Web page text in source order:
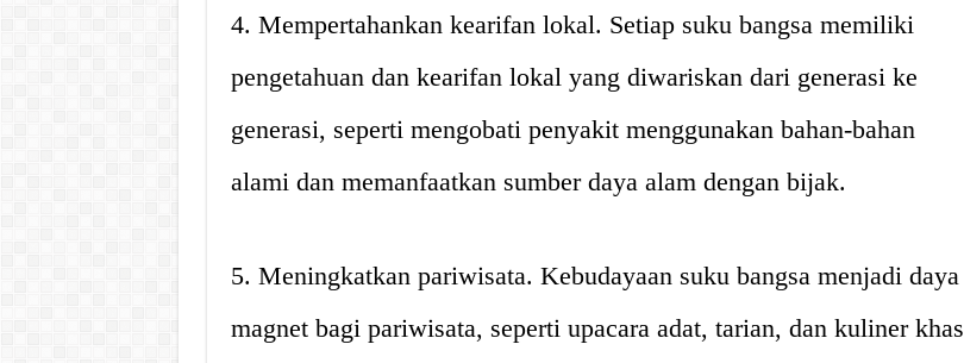
4. Mempertahankan kearifan lokal. Setiap suku bangsa memiliki
pengetahuan dan kearifan lokal yang diwariskan dari generasi ke
generasi, seperti mengobati penyakit menggunakan bahan-bahan
alami dan memanfaatkan sumber daya alam dengan bijak.
5. Meningkatkan pariwisata. Kebudayaan suku bangsa menjadi daya
magnet bagi pariwisata, seperti upacara adat, tarian, dan kuliner khas